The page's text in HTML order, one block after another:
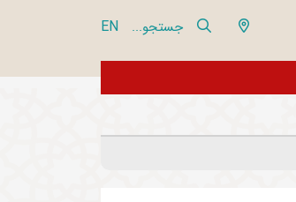
جستجو... EN
از تور مجازی 360 درجه مجموعه فرهنگی تاریخی نیاوران بازدید نمایید